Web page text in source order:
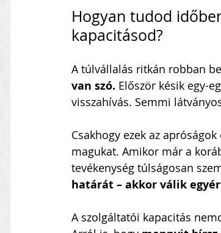
Hogyan tudod
kapacitásod?
A túlvállalás ritkán robban
van szó. Először késik egy-
visszahívás. Semmi
Csakhogy ezek az
magukat. Amikor már a
tevékenység túlságosan
határát – akkor válik
A szolgáltatói kapacitás